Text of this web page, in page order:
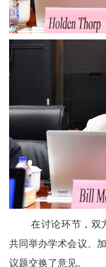
在讨论环节，双
共同举办学术会议、
议题交换了意见。